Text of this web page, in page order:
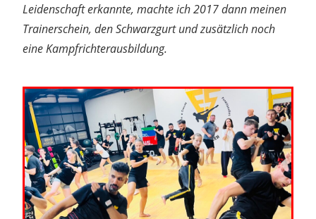
Leidenschaft erkannte, machte ich 2017 dann meinen
Trainerschein, den Schwarzgurt und zusätzlich noch
eine Kampfrichterausbildung.